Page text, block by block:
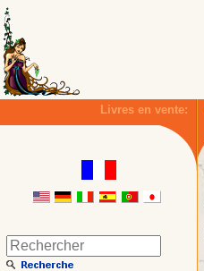
Livres en vente: